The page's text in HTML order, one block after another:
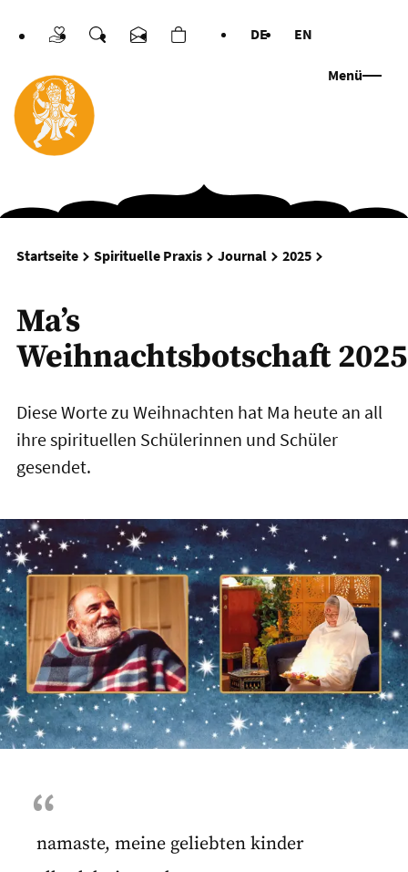
SpendenSucheKontaktWarenkorb
Sprachen DE EN
Menü
Startseite Spirituelle Praxis Journal 2025
Ma’s
Weihnachtsbotschaft 2025
Diese Worte zu Weihnachten hat Ma heute an all
ihre spirituellen Schülerinnen und Schüler
gesendet.
namaste, meine geliebten kinder